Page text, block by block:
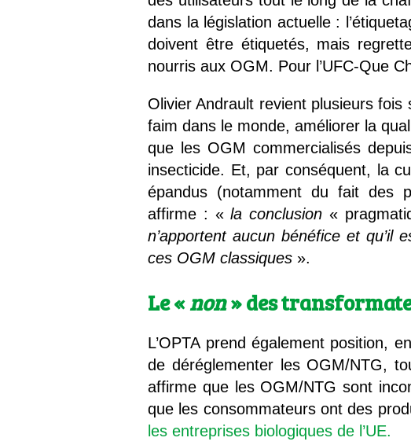
dans la législation actuelle :
doivent être étiquetés, mais
nourris aux OGM. Pour l’UFC-Que
Olivier Andrault revient plusieurs
faim dans le monde, améliorer la
que les OGM commercialisés
insecticide. Et, par conséquent, la
épandus (notamment du fait des
affirme : «la conclusion «
n’apportent aucun bénéfice et
ces OGM classiques ».
Le «non» des
L’OPTA prend également position,
de déréglementer les OGM/NTG,
affirme que les OGM/NTG sont
que les consommateurs ont des
les entreprises biologiques de l’UE.